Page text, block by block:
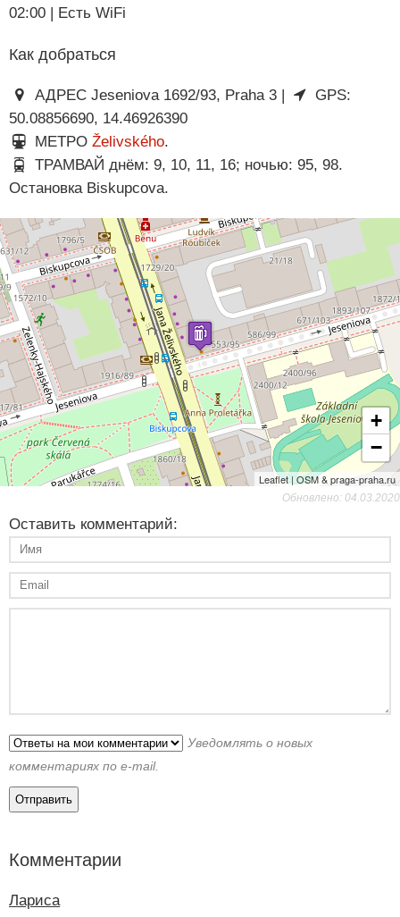
02:00 | Есть WiFi
Как добраться
АДРЕС Jeseniova 1692/93, Praha 3 |
GPS:
50.08856690, 14.46926390
МЕТРО Želivského.
ТРАМВАЙ днём: 9, 10, 11, 16; ночью: 95, 98.
Остановка Biskupcova.
+
−
Leaflet | OSM & praga-praha.ru
Обновлено: 04.03.2020
Оставить комментарий:
Уведомлять о новых
комментариях по e-mail.
Комментарии
Лариса